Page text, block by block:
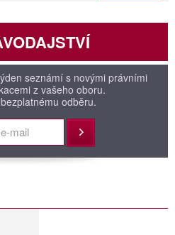
seznámí s novými právními
z vašeho oboru.
odběru.
Přihlásit